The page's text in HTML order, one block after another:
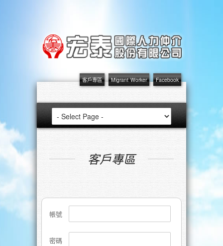
客戶專區 Migrant Worker Facebook
客戶專區
帳號
密碼